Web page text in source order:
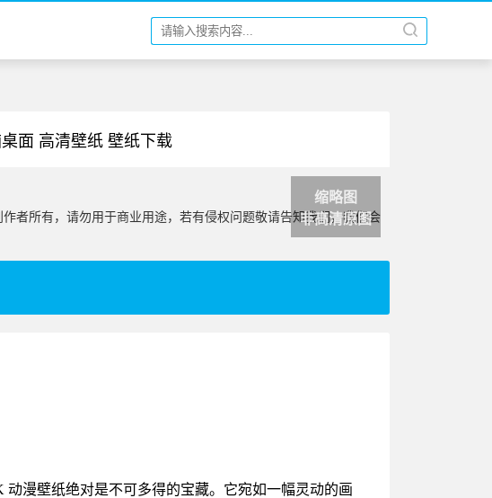
面 高清壁纸 壁纸下载
缩略图
非高清原图
者所有，请勿用于商业用途，若有侵权问题敬请告知我们，我们会
漫壁纸绝对是不可多得的宝藏。它宛如一幅灵动的画